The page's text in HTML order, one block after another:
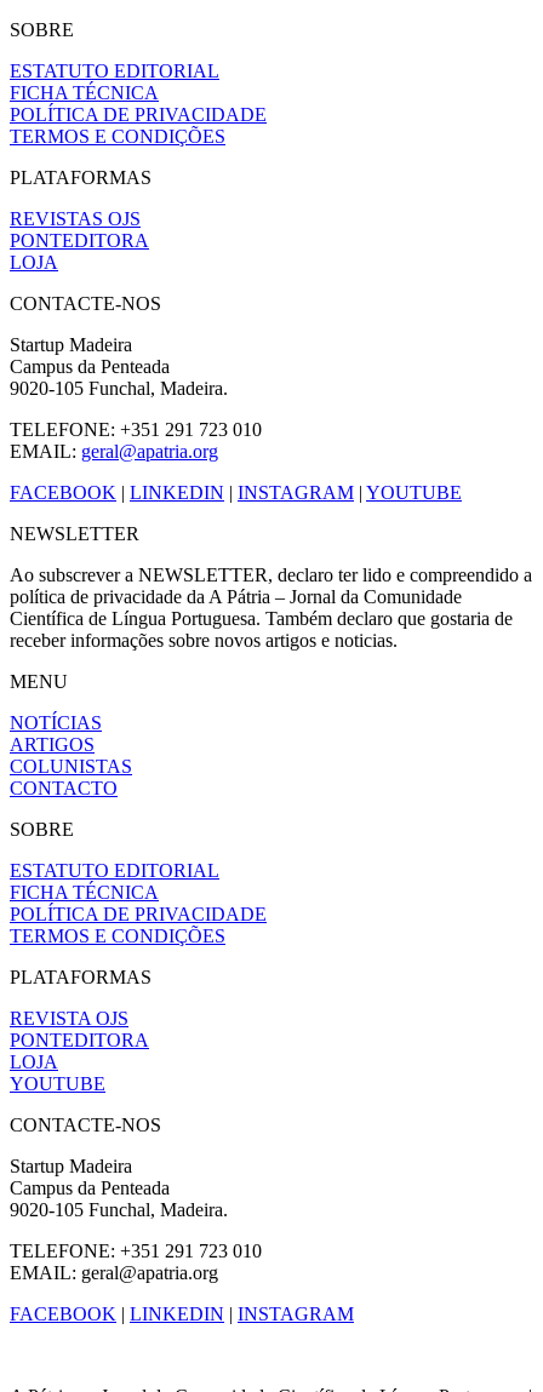
SOBRE
ESTATUTO EDITORIAL
FICHA TÉCNICA
POLÍTICA DE PRIVACIDADE
TERMOS E CONDIÇÕES
PLATAFORMAS
REVISTAS OJS
PONTEDITORA
LOJA
CONTACTE-NOS
Startup Madeira
Campus da Penteada
9020-105 Funchal, Madeira.
TELEFONE: +351 291 723 010
EMAIL: geral@apatria.org
FACEBOOK | LINKEDIN | INSTAGRAM | YOUTUBE
NEWSLETTER
Ao subscrever a NEWSLETTER, declaro ter lido e compreendido a
política de privacidade da A Pátria – Jornal da Comunidade
Científica de Língua Portuguesa. Também declaro que gostaria de
receber informações sobre novos artigos e noticias.
MENU
NOTÍCIAS
ARTIGOS
COLUNISTAS
CONTACTO
SOBRE
ESTATUTO EDITORIAL
FICHA TÉCNICA
POLÍTICA DE PRIVACIDADE
TERMOS E CONDIÇÕES
PLATAFORMAS
REVISTA OJS
PONTEDITORA
LOJA
YOUTUBE
CONTACTE-NOS
Startup Madeira
Campus da Penteada
9020-105 Funchal, Madeira.
TELEFONE: +351 291 723 010
EMAIL: geral@apatria.org
FACEBOOK | LINKEDIN | INSTAGRAM